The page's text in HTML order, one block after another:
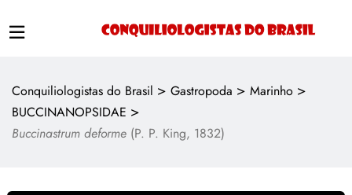
Conquiliologistas do Brasil > Gastropoda > Marinho >
BUCCINANOPSIDAE >
Buccinastrum deforme (P. P. King, 1832)